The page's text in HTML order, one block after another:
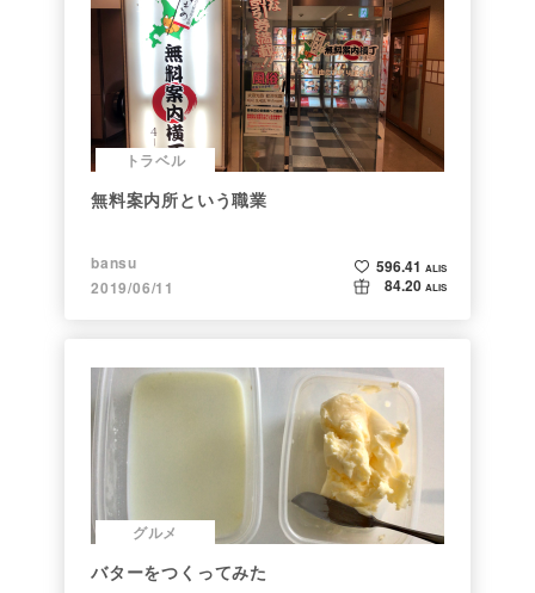
トラベル
無料案内所という職業
bansu
2019/06/11
596.41 ALIS
84.20 ALIS
グルメ
バターをつくってみた